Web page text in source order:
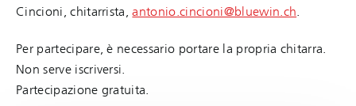
Cincioni, chitarrista,antonio.cincioni@bluewin.ch.
Per partecipare, è necessario portare la propria chitarra.
Non serve iscriversi.
Partecipazione gratuita.